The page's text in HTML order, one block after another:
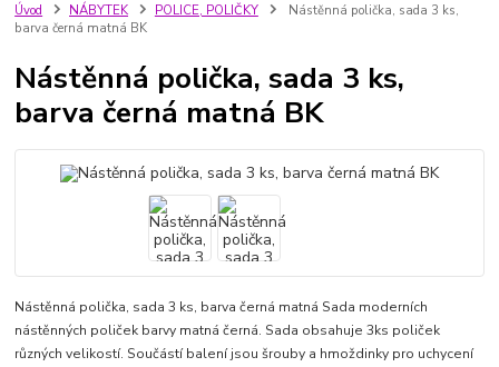
Úvod NÁBYTEK POLICE, POLIČKY
Nástěnná polička, sada 3 ks,
barva černá matná BK
Nástěnná polička, sada 3 ks,
barva černá matná BK
Nástěnná polička, sada 3 ks, barva černá matná Sada moderních
nástěnných poliček barvy matná černá. Sada obsahuje 3ks poliček
různých velikostí. Součástí balení jsou šrouby a hmoždinky pro uchycení